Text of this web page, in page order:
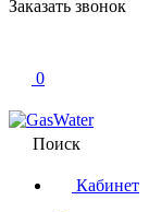
Заказать звонок
0
Поиск
Кабинет